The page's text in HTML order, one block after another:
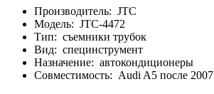
Производитель: JTC
Модель: JTC-4472
Тип: съемники трубок
Вид: специнструмент
Назначение: автокондиционеры
Совместимость: Audi A5 после 2007